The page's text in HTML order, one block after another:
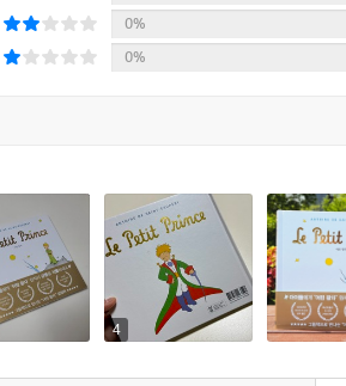
0%
0%
4